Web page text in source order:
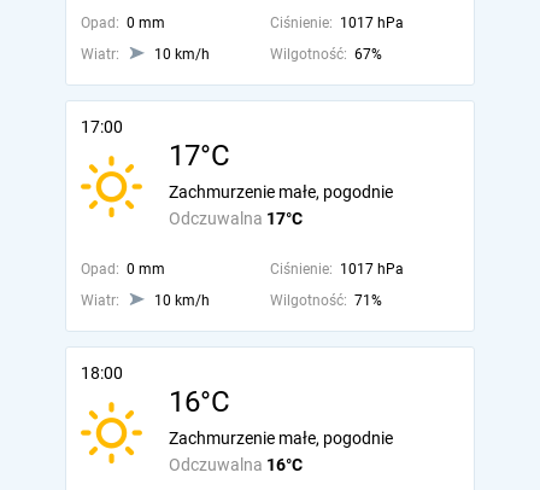
Opad: 0 mm Ciśnienie: 1017 hPa
Wiatr:
10 km/h Wilgotność: 67%
17:00
17°C
Odczuwalna 17°C
Zachmurzenie małe, pogodnie
Opad: 0 mm Ciśnienie: 1017 hPa
Wiatr:
10 km/h Wilgotność: 71%
18:00
16°C
Odczuwalna 16°C
Zachmurzenie małe, pogodnie